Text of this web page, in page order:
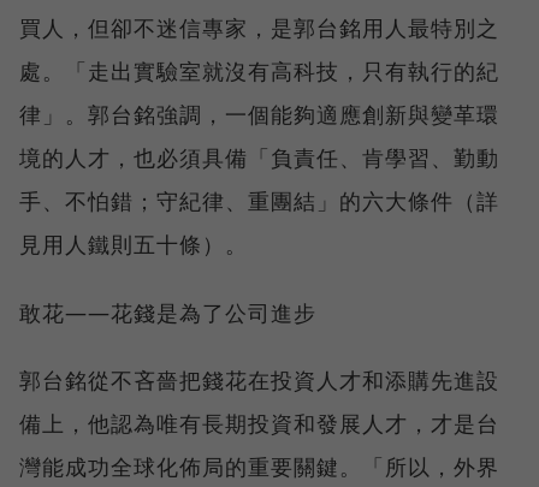
買人，但卻不迷信專家，是郭台銘用人最特別之
處。「走出實驗室就沒有高科技，只有執行的紀
律」。郭台銘強調，一個能夠適應創新與變革環
境的人才，也必須具備「負責任、肯學習、勤動
手、不怕錯；守紀律、重團結」的六大條件（詳
見用人鐵則五十條）。
敢花——花錢是為了公司進步
郭台銘從不吝嗇把錢花在投資人才和添購先進設
備上，他認為唯有長期投資和發展人才，才是台
灣能成功全球化佈局的重要關鍵。「所以，外界